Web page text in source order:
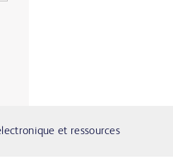
et ressources